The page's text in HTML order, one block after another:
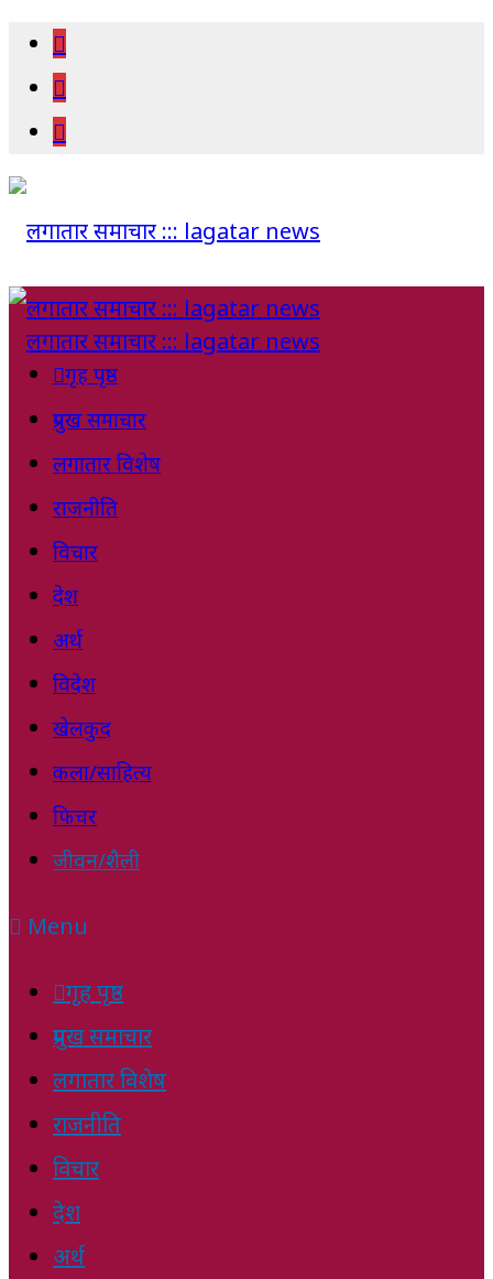
गृह पृष्ठ
प्रमुख समाचार
लगातार विशेष
राजनीति
विचार
देश
अर्थ
विदेश
खेलकुद
कला/साहित्य
फिचर
जीवन/शैली
Menu
गृह पृष्ठ
प्रमुख समाचार
लगातार विशेष
राजनीति
विचार
देश
अर्थ